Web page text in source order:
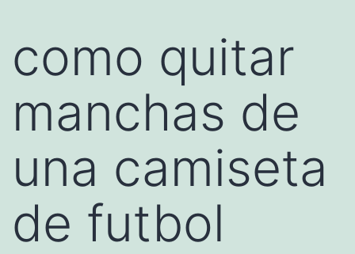
como quitar
manchas de
una camiseta
de futbol